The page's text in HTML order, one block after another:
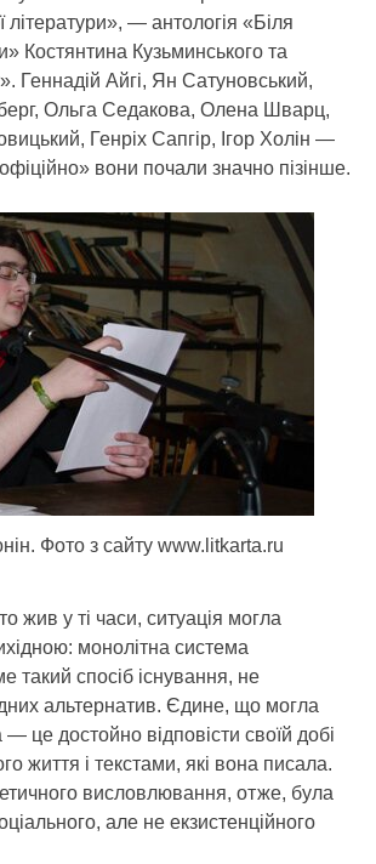
літератури», — антологія «Біля
Костянтина Кузьминського та
Геннадій Айгі, Ян Сатуновський,
Ольга Седакова, Олена Шварц,
Генріх Сапгір, Ігор Холін —
вони почали значно пізінше.
Фото з сайту www.litkarta.ru
жив у ті часи, ситуація могла
монолітна система
такий спосіб існування, не
альтернатив. Єдине, що могла
це достойно відповісти своїй добі
життя і текстами, які вона писала.
висловлювання, отже, була
але не екзистенційного